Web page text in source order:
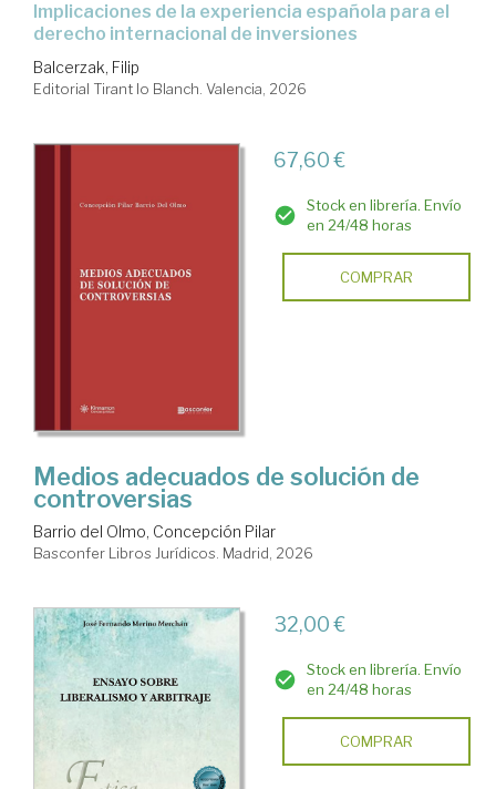
derecho internacional de inversiones
Balcerzak, Filip
Editorial Tirant lo Blanch. Valencia, 2026
67,60 €
Stock en librería. Envío
en 24/48 horas
COMPRAR
Medios adecuados de solución de
controversias
Barrio del Olmo, Concepción Pilar
Basconfer Libros Jurídicos. Madrid, 2026
32,00 €
Stock en librería. Envío
en 24/48 horas
COMPRAR